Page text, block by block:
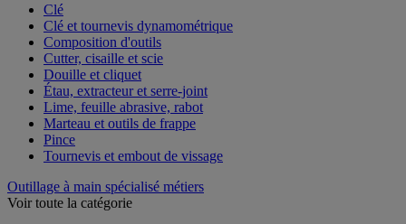
Clé
Clé et tournevis dynamométrique
Composition d'outils
Cutter, cisaille et scie
Douille et cliquet
Étau, extracteur et serre-joint
Lime, feuille abrasive, rabot
Marteau et outils de frappe
Pince
Tournevis et embout de vissage
Outillage à main spécialisé métiers
Voir toute la catégorie